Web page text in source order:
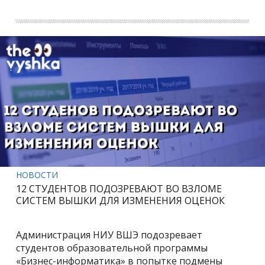
НОВОСТИ
12 СТУДЕНТОВ ПОДОЗРЕВАЮТ ВО ВЗЛОМЕ
СИСТЕМ ВЫШКИ ДЛЯ ИЗМЕНЕНИЯ ОЦЕНОК
Администрация НИУ ВШЭ подозревает
студентов образовательной программы
«Бизнес-информатика» в попытке подмены